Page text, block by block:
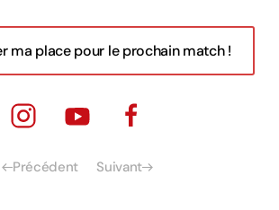
ma place pour le prochain match !
Précédent Suivant